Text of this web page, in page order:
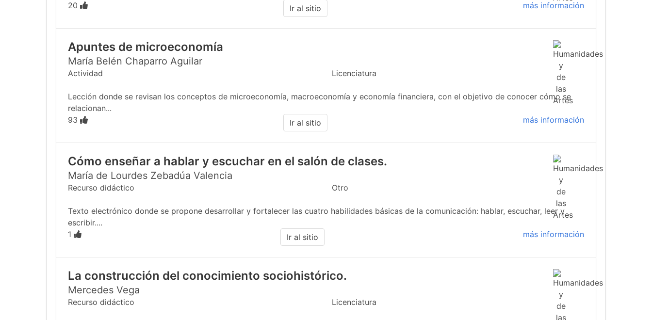
20
más información
Ir al sitio
Apuntes de microeconomía
María Belén Chaparro Aguilar
Actividad Licenciatura
Lección donde se revisan los conceptos de microeconomía, macroeconomía y economía financiera, con el objetivo de conocer cómo se
relacionan...
93
más información
Ir al sitio
Cómo enseñar a hablar y escuchar en el salón de clases.
María de Lourdes Zebadúa Valencia
Recurso didáctico Otro
Texto electrónico donde se propone desarrollar y fortalecer las cuatro habilidades básicas de la comunicación: hablar, escuchar, leer y
escribir....
1
más información
Ir al sitio
La construcción del conocimiento sociohistórico.
Mercedes Vega
Recurso didáctico Licenciatura